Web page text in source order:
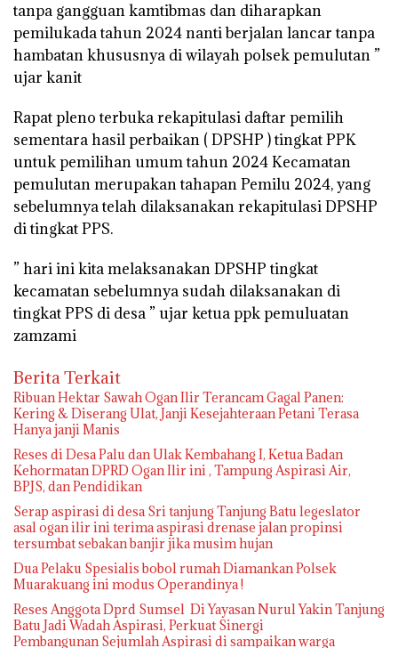
tanpa gangguan kamtibmas dan diharapkan
pemilukada tahun 2024 nanti berjalan lancar tanpa
hambatan khususnya di wilayah polsek pemulutan ”
ujar kanit
Rapat pleno terbuka rekapitulasi daftar pemilih
sementara hasil perbaikan ( DPSHP ) tingkat PPK
untuk pemilihan umum tahun 2024 Kecamatan
pemulutan merupakan tahapan Pemilu 2024, yang
sebelumnya telah dilaksanakan rekapitulasi DPSHP
di tingkat PPS.
” hari ini kita melaksanakan DPSHP tingkat
kecamatan sebelumnya sudah dilaksanakan di
tingkat PPS di desa ” ujar ketua ppk pemuluatan
zamzami
Berita Terkait
Ribuan Hektar Sawah Ogan Ilir Terancam Gagal Panen:
Kering & Diserang Ulat, Janji Kesejahteraan Petani Terasa
Reses di Desa Palu dan Ulak Kembahang I, Ketua Badan
Kehormatan DPRD Ogan Ilir ini , Tampung Aspirasi Air,
BPJS, dan Pendidikan
Serap aspirasi di desa Sri tanjung Tanjung Batu legeslator
asal ogan ilir ini terima aspirasi drenase jalan propinsi
tersumbat sebakan banjir jika musim hujan
Dua Pelaku Spesialis bobol rumah Diamankan Polsek
Muarakuang ini modus Operandinya !
Reses Anggota Dprd Sumsel Di Yayasan Nurul Yakin Tanjung
Batu Jadi Wadah Aspirasi, Perkuat Sinergi
Pembangunan Sejumlah Aspirasi di sampaikan warga